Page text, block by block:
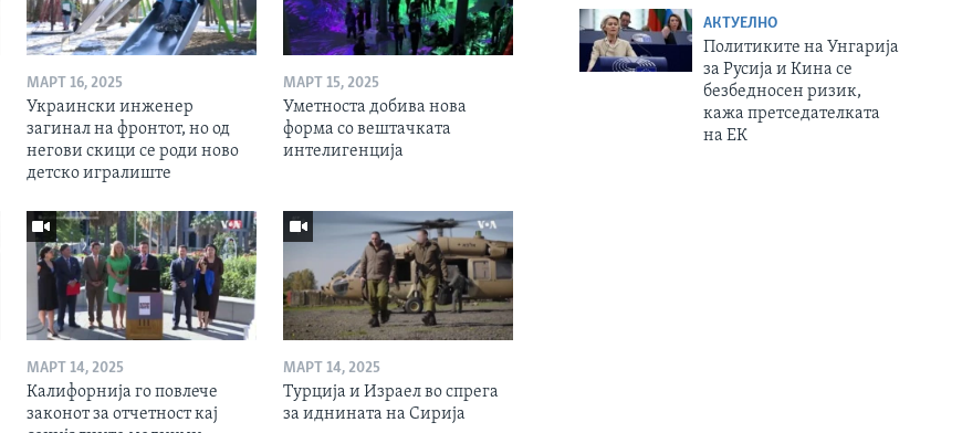
АКТУЕЛНО
Политиките на Унгарија
за Русија и Кина се
безбедносен ризик,
кажа претседателката
на ЕК
МАРТ 16, 2025
Украински инженер
загинал на фронтот, но од
негови скици се роди ново
детско игралиште
МАРТ 15, 2025
Уметноста добива нова
форма со вештачката
интелигенција
МАРТ 14, 2025
Калифорнија го повлече
законот за отчетност кај
МАРТ 14, 2025
Турција и Израел во спрега
за иднината на Сирија